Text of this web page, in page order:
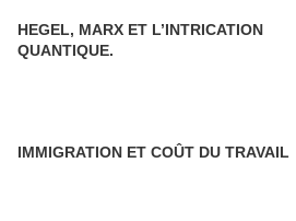
HEGEL, MARX ET L’INTRICATION
QUANTIQUE.
IMMIGRATION ET COÛT DU TRAVAIL